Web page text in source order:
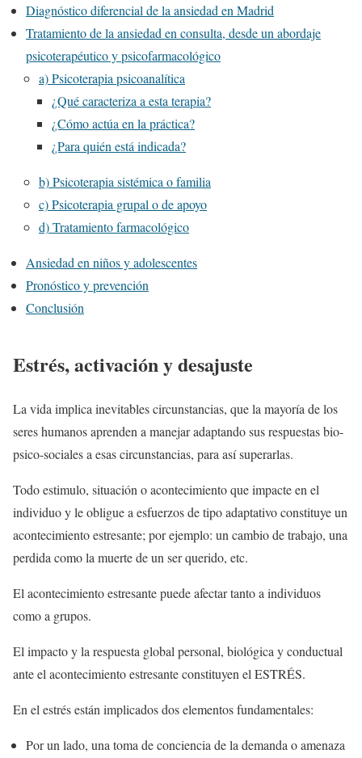
Diagnóstico diferencial de la ansiedad en Madrid
Tratamiento de la ansiedad en consulta, desde un abordaje
psicoterapéutico y psicofarmacológico
a) Psicoterapia psicoanalítica
¿Qué caracteriza a esta terapia?
¿Cómo actúa en la práctica?
¿Para quién está indicada?
b) Psicoterapia sistémica o familia
c) Psicoterapia grupal o de apoyo
d) Tratamiento farmacológico
Ansiedad en niños y adolescentes
Pronóstico y prevención
Conclusión
Estrés, activación y desajuste
La vida implica inevitables circunstancias, que la mayoría de los
seres humanos aprenden a manejar adaptando sus respuestas bio-
psico-sociales a esas circunstancias, para así superarlas.
Todo estimulo, situación o acontecimiento que impacte en el
individuo y le obligue a esfuerzos de tipo adaptativo constituye un
acontecimiento estresante; por ejemplo: un cambio de trabajo, una
perdida como la muerte de un ser querido, etc.
El acontecimiento estresante puede afectar tanto a individuos
como a grupos.
El impacto y la respuesta global personal, biológica y conductual
ante el acontecimiento estresante constituyen el ESTRÉS.
En el estrés están implicados dos elementos fundamentales:
Por un lado, una toma de conciencia de la demanda o amenaza